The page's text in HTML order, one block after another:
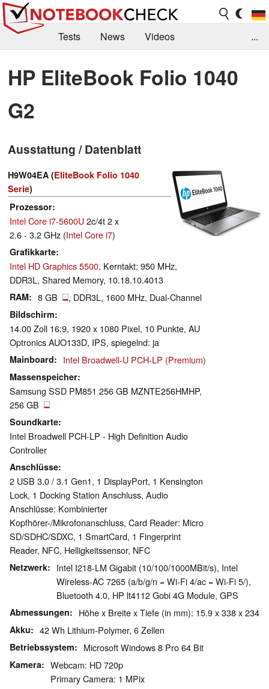
Tests News
Videos
Kaufberatung
Deals Suche
Jobs
Forum
...
HP EliteBook Folio 1040
G2
Ausstattung / Datenblatt
H9W04EA (EliteBook Folio 1040
Serie)
Prozessor
Intel Core i7-5600U2c/4t 2 x
2.6 - 3.2 GHz (Intel Core i7)
Grafikkarte
Intel HD Graphics 5500, Kerntakt: 950 MHz,
DDR3L, Shared Memory, 10.18.10.4013
RAM 8 GB , DDR3L, 1600 MHz, Dual-Channel
Bildschirm
14.00 Zoll 16:9, 1920 x 1080 Pixel, 10 Punkte, AU
Optronics AUO133D, IPS, spiegelnd: ja
Mainboard Intel Broadwell-U PCH-LP (Premium)
Massenspeicher
Samsung SSD PM851 256 GB MZNTE256HMHP,
256 GB
Soundkarte
Intel Broadwell PCH-LP - High Definition Audio
Controller
Anschlüsse
2 USB 3.0 / 3.1 Gen1, 1 DisplayPort, 1 Kensington
Lock, 1 Docking Station Anschluss, Audio
Anschlüsse: Kombinierter
Kopfhörer-/Mikrofonanschluss, Card Reader: Micro
SD/SDHC/SDXC, 1 SmartCard, 1 Fingerprint
Reader, NFC, Helligkeitssensor, NFC
Netzwerk
Intel I218-LM Gigabit (10/100/1000MBit/s), Intel
Wireless-AC 7265 (a/b/g/n = Wi-Fi 4/ac = Wi-Fi 5/),
Bluetooth 4.0, HP lt4112 Gobi 4G Module, GPS
Abmessungen Höhe x Breite x Tiefe (in mm): 15.9 x 338 x 234
Akku 42 Wh Lithium-Polymer, 6 Zellen
Betriebssystem Microsoft Windows 8 Pro 64 Bit
Kamera
Webcam: HD 720p
Primary Camera: 1 MPix